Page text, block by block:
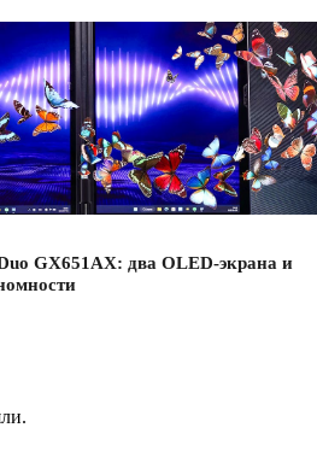
GX651AX: два OLED-экрана и